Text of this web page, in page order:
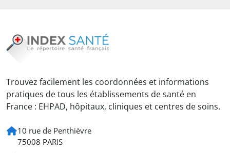
Trouvez facilement les coordonnées et informations
pratiques de tous les établissements de santé en
France : EHPAD, hôpitaux, cliniques et centres de soins.
10 rue de Penthièvre
75008 PARIS